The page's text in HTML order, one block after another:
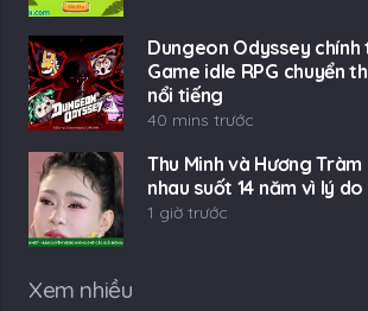
Dungeon Odyssey chính
Game idle RPG chuyển
nổi tiếng
40 mins trước
Thu Minh và Hương
nhau suốt 14 năm vì lý do
1 giờ trước
Xem nhiều